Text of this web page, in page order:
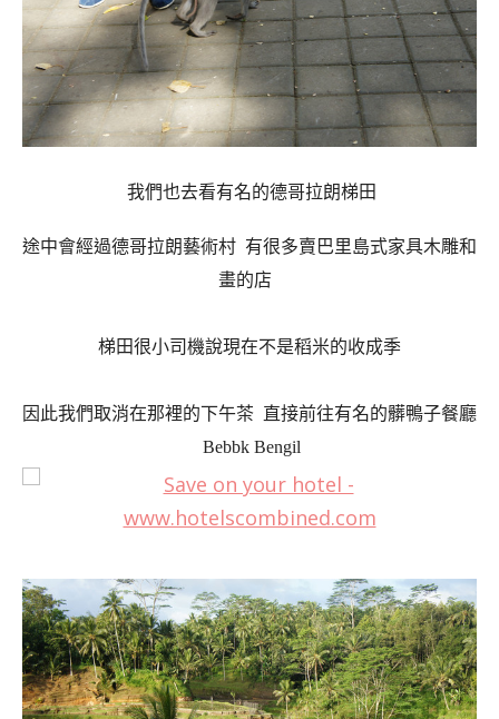
我們也去看有名的德哥拉朗梯田
途中會經過德哥拉朗藝術村 有很多賣巴里島式家具木雕和
畫的店
梯田很小司機說現在不是稻米的收成季
因此我們取消在那裡的下午茶 直接前往有名的髒鴨子餐廳
Bebbk Bengil